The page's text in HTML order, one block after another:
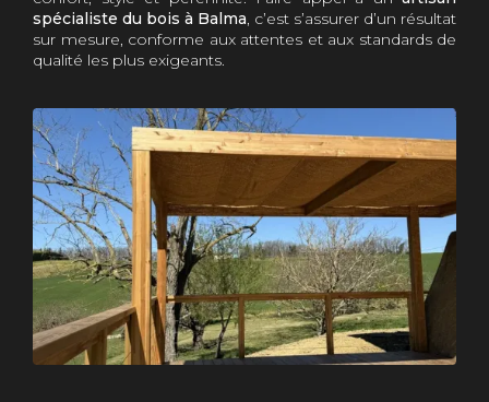
spécialiste du bois à Balma, c’est s’assurer d’un résultat
sur mesure, conforme aux attentes et aux standards de
qualité les plus exigeants.